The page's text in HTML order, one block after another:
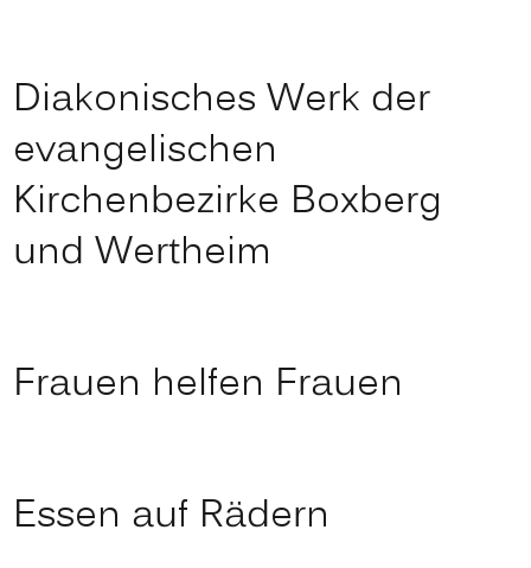
Diakonisches Werk der
evangelischen
Kirchenbezirke Boxberg
und Wertheim
Frauen helfen Frauen
Essen auf Rädern